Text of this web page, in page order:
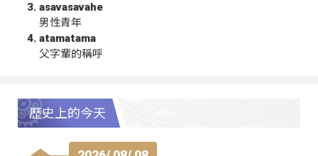
asavasavahe
男性青年
atamatama
父字輩的稱呼
歷史上的今天